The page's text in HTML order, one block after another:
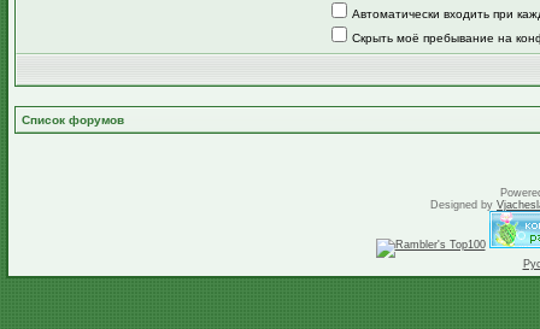
Автоматически входить при
Скрыть моё пребывание на
Список форумов
Designed by